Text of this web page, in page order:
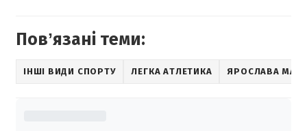
Повʼязані теми:
ІНШІ ВИДИ СПОРТУ ЛЕГКА АТЛЕТИКА ЯРОСЛАВА